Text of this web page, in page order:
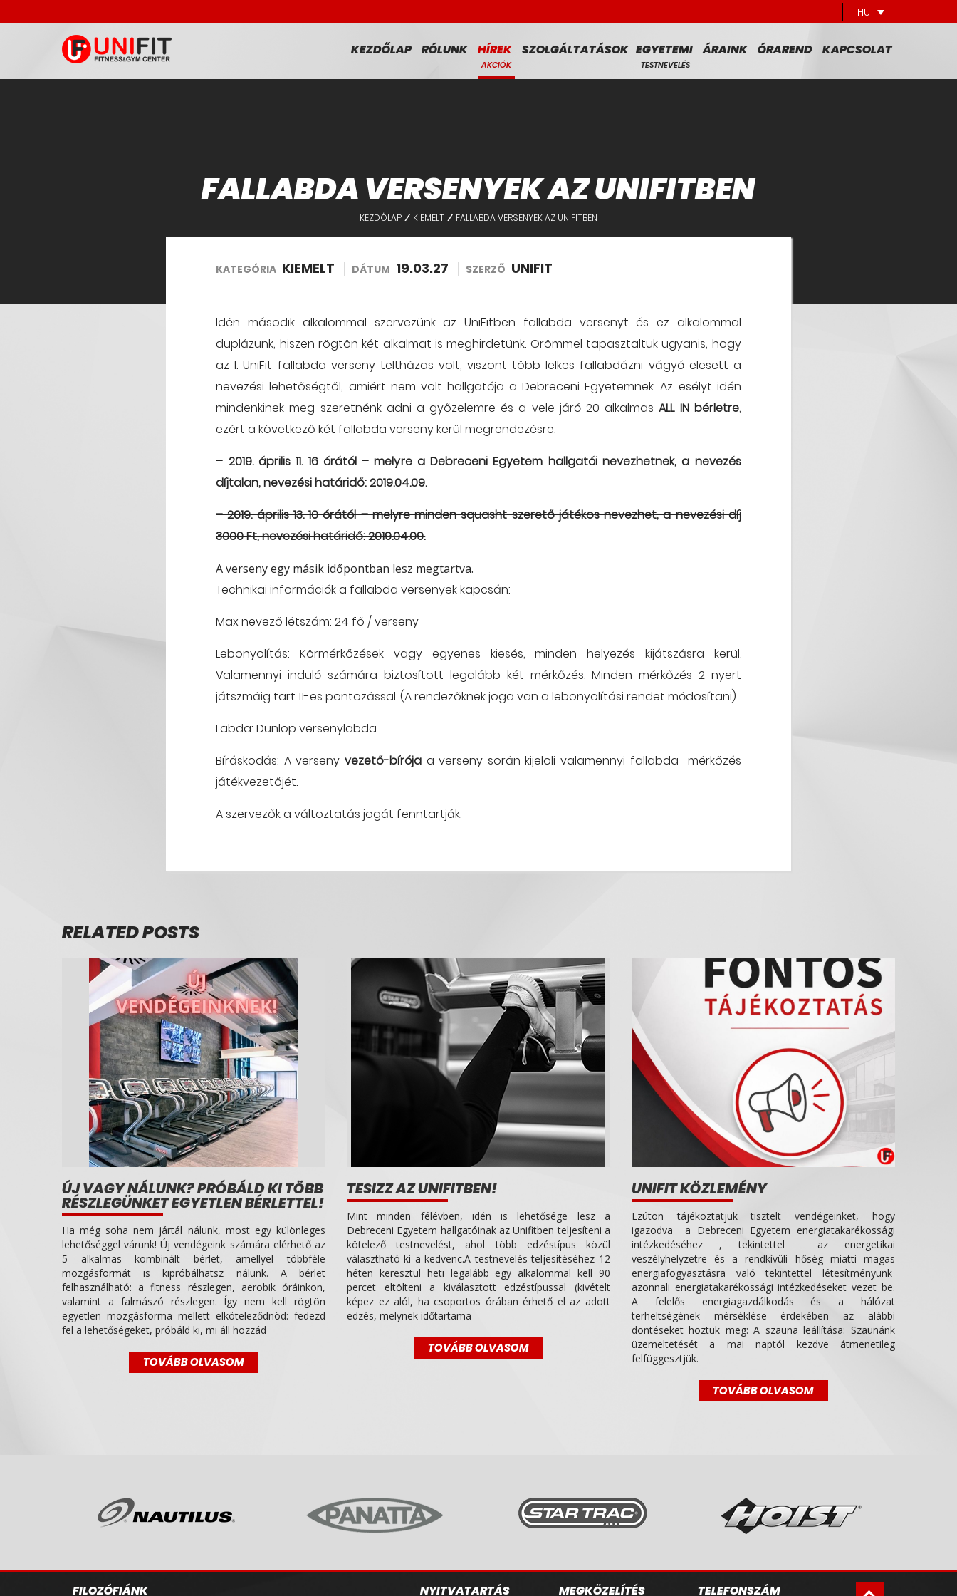
HU
KEZDŐLAP RÓLUNK HÍREK
AKCIÓK
SZOLGÁLTATÁSOK EGYETEMI
TESTNEVELÉS
ÁRAINK ÓRAREND KAPCSOLAT
FALLABDA VERSENYEK AZ UNIFITBEN
KEZDŐLAP / KIEMELT / FALLABDA VERSENYEK AZ UNIFITBEN
KATEGÓRIA KIEMELT DÁTUM 19.03.27 SZERZŐ UNIFIT
Idén második alkalommal szervezünk az UniFitben fallabda versenyt és ez alkalommal
duplázunk, hiszen rögtön két alkalmat is meghirdetünk. Örömmel tapasztaltuk ugyanis, hogy
az I. UniFit fallabda verseny teltházas volt, viszont több lelkes fallabdázni vágyó elesett a
nevezési lehetőségtől, amiért nem volt hallgatója a Debreceni Egyetemnek. Az esélyt idén
mindenkinek meg szeretnénk adni a győzelemre és a vele járó 20 alkalmasALL IN bérletre,
ezért a következő két fallabda verseny kerül megrendezésre:
– 2019. április 11. 16 órától – melyre a Debreceni Egyetem hallgatói nevezhetnek, a nevezés
díjtalan, nevezési határidő: 2019.04.09.
– 2019. április 13. 10 órától – melyre minden squasht szerető játékos nevezhet, a nevezési díj
3000 Ft, nevezési határidő: 2019.04.09.
A verseny egy másik időpontban lesz megtartva.
Technikai információk a fallabda versenyek kapcsán:
Max nevező létszám: 24 fő / verseny
Lebonyolítás: Körmérkőzések vagy egyenes kiesés, minden helyezés kijátszásra kerül.
Valamennyi induló számára biztosított legalább két mérkőzés. Minden mérkőzés 2 nyert
játszmáig tart 11-es pontozással. (A rendezőknek joga van a lebonyolítási rendet módosítani)
Labda: Dunlop versenylabda
Bíráskodás: A versenyvezető-bírója a verseny során kijelöli valamennyi fallabda mérkőzés
játékvezetőjét.
A szervezők a változtatás jogát fenntartják.
RELATED POSTS
ÚJ VAGY NÁLUNK? PRÓBÁLD KI TÖBB
RÉSZLEGÜNKET EGYETLEN BÉRLETTEL!
Ha még soha nem jártál nálunk, most egy különleges
lehetőséggel várunk! Új vendégeink számára elérhető az
5 alkalmas kombinált bérlet, amellyel többféle
mozgásformát is kipróbálhatsz nálunk. A bérlet
felhasználható: a fitness részlegen, aerobik óráinkon,
valamint a falmászó részlegen. Így nem kell rögtön
egyetlen mozgásforma mellett elköteleződnöd: fedezd
fel a lehetőségeket, próbáld ki, mi áll hozzád
TOVÁBB OLVASOM
TESIZZ AZ UNIFITBEN!
Mint minden félévben, idén is lehetősége lesz a
Debreceni Egyetem hallgatóinak az Unifitben teljesíteni a
kötelező testnevelést, ahol több edzéstípus közül
választható ki a kedvenc.A testnevelés teljesítéséhez 12
héten keresztül heti legalább egy alkalommal kell 90
percet eltölteni a kiválasztott edzéstípussal (kivételt
képez ez alól, ha csoportos órában érhető el az adott
edzés, melynek időtartama
TOVÁBB OLVASOM
UNIFIT KÖZLEMÉNY
Ezúton tájékoztatjuk tisztelt vendégeinket, hogy
igazodva a Debreceni Egyetem energiatakarékossági
intézkedéséhez , tekintettel az energetikai
veszélyhelyzetre és a rendkívüli hőség miatti magas
energiafogyasztásra való tekintettel létesítményünk
azonnali energiatakarékossági intézkedéseket vezet be.
A felelős energiagazdálkodás és a hálózat
terheltségének mérséklése érdekében az alábbi
döntéseket hoztuk meg: A szauna leállítása: Szaunánk
üzemeltetését a mai naptól kezdve átmenetileg
felfüggesztjük.
TOVÁBB OLVASOM
FILOZÓFIÁNK NYITVATARTÁS MEGKÖZELÍTÉS TELEFONSZÁM